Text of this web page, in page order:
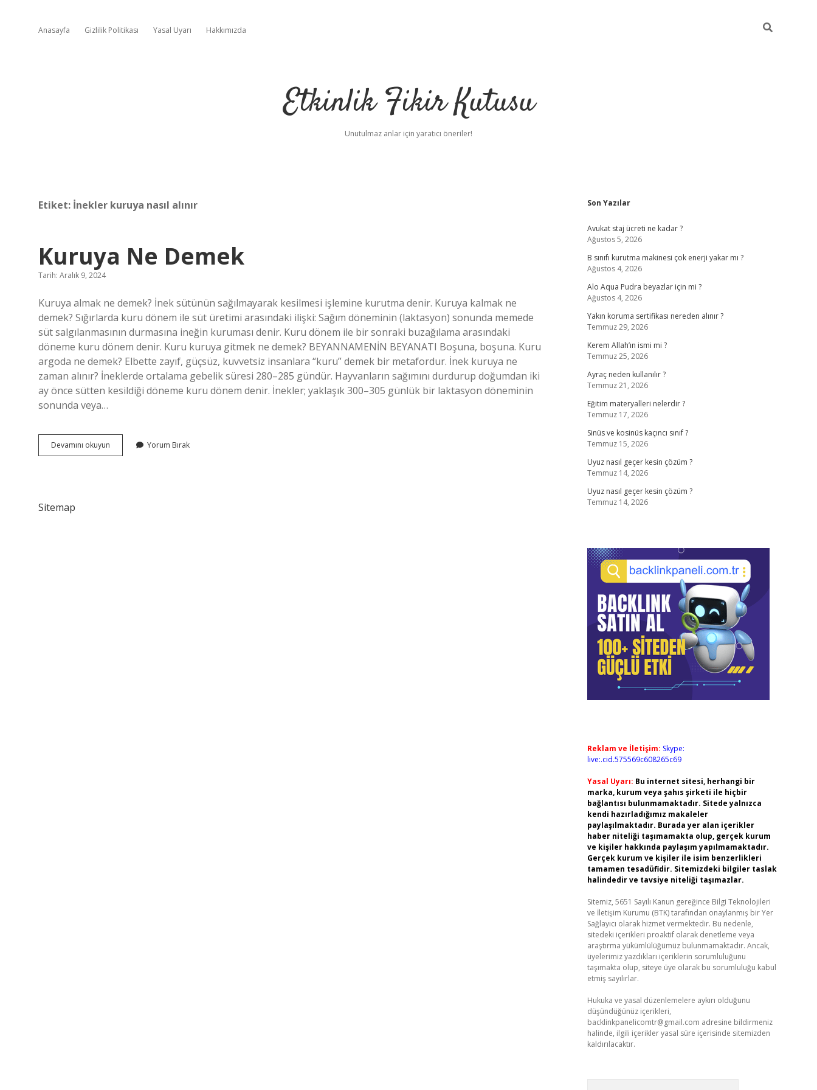
Anasayfa Gizlilik Politikası Yasal Uyarı Hakkımızda
Etkinlik Fikir Kutusu
Unutulmaz anlar için yaratıcı öneriler!
Etiket: İnekler kuruya nasıl alınır
Kuruya Ne Demek
Tarih: Aralık 9, 2024
Kuruya almak ne demek? İnek sütünün sağılmayarak kesilmesi işlemine kurutma denir. Kuruya kalmak ne
demek? Sığırlarda kuru dönem ile süt üretimi arasındaki ilişki: Sağım döneminin (laktasyon) sonunda memede
süt salgılanmasının durmasına ineğin kuruması denir. Kuru dönem ile bir sonraki buzağılama arasındaki
döneme kuru dönem denir. Kuru kuruya gitmek ne demek? BEYANNAMENİN BEYANATI Boşuna, boşuna. Kuru
argoda ne demek? Elbette zayıf, güçsüz, kuvvetsiz insanlara “kuru” demek bir metafordur. İnek kuruya ne
zaman alınır? İneklerde ortalama gebelik süresi 280–285 gündür. Hayvanların sağımını durdurup doğumdan iki
ay önce sütten kesildiği döneme kuru dönem denir. İnekler; yaklaşık 300–305 günlük bir laktasyon döneminin
sonunda veya…
Devamını okuyun
Ne
Yorum Bırak
Sitemap
Sidebar
Son Yazılar
Avukat staj ücreti ne kadar ?
Ağustos 5, 2026
B sınıfı kurutma makinesi çok enerji yakar mı ?
Ağustos 4, 2026
Alo Aqua Pudra beyazlar için mi ?
Ağustos 4, 2026
Yakın koruma sertifikası nereden alınır ?
Temmuz 29, 2026
Kerem Allah’ın ismi mi ?
Temmuz 25, 2026
Ayraç neden kullanılır ?
Temmuz 21, 2026
Eğitim materyalleri nelerdir ?
Temmuz 17, 2026
Sinüs ve kosinüs kaçıncı sınıf ?
Temmuz 15, 2026
Uyuz nasıl geçer kesin çözüm ?
Temmuz 14, 2026
Uyuz nasıl geçer kesin çözüm ?
Temmuz 14, 2026
Reklam ve İletişim: Skype:
live:.cid.575569c608265c69
Yasal Uyarı: Bu internet sitesi, herhangi bir
marka, kurum veya şahıs şirketi ile hiçbir
bağlantısı bulunmamaktadır. Sitede yalnızca
kendi hazırladığımız makaleler
paylaşılmaktadır. Burada yer alan içerikler
haber niteliği taşımamakta olup, gerçek kurum
ve kişiler hakkında paylaşım yapılmamaktadır.
Gerçek kurum ve kişiler ile isim benzerlikleri
tamamen tesadüfidir. Sitemizdeki bilgiler taslak
halindedir ve tavsiye niteliği taşımazlar.
Sitemiz, 5651 Sayılı Kanun gereğince Bilgi Teknolojileri
ve İletişim Kurumu (BTK) tarafından onaylanmış bir Yer
Sağlayıcı olarak hizmet vermektedir. Bu nedenle,
sitedeki içerikleri proaktif olarak denetleme veya
araştırma yükümlülüğümüz bulunmamaktadır. Ancak,
üyelerimiz yazdıkları içeriklerin sorumluluğunu
taşımakta olup, siteye üye olarak bu sorumluluğu kabul
etmiş sayılırlar.
Hukuka ve yasal düzenlemelere aykırı olduğunu
düşündüğünüz içerikleri,
backlinkpanelicomtr@gmail.com adresine bildirmeniz
halinde, ilgili içerikler yasal süre içerisinde sitemizden
kaldırılacaktır.